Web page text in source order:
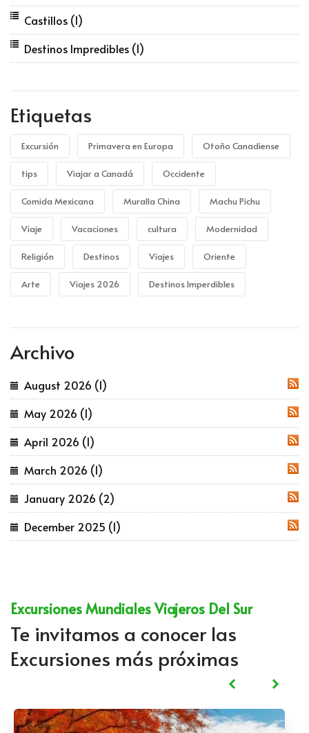
Castillos (1)
Destinos Impredibles (1)
Etiquetas
Excursión Primavera en Europa Otoño Canadiense
tips Viajar a Canadá Occidente
Comida Mexicana Muralla China Machu Pichu
Viaje Vacaciones cultura Modernidad
Religión Destinos Viajes Oriente
Arte Viajes 2026 Destinos Imperdibles
Archivo
August 2026 (1)
May 2026 (1)
April 2026 (1)
March 2026 (1)
January 2026 (2)
December 2025 (1)
Excursiones Mundiales Viajeros Del Sur
Te invitamos a conocer las
Excursiones más próximas